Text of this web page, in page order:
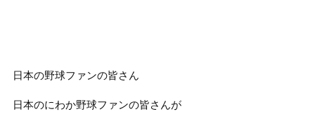
日本の野球ファンの皆さん
日本のにわか野球ファンの皆さんが